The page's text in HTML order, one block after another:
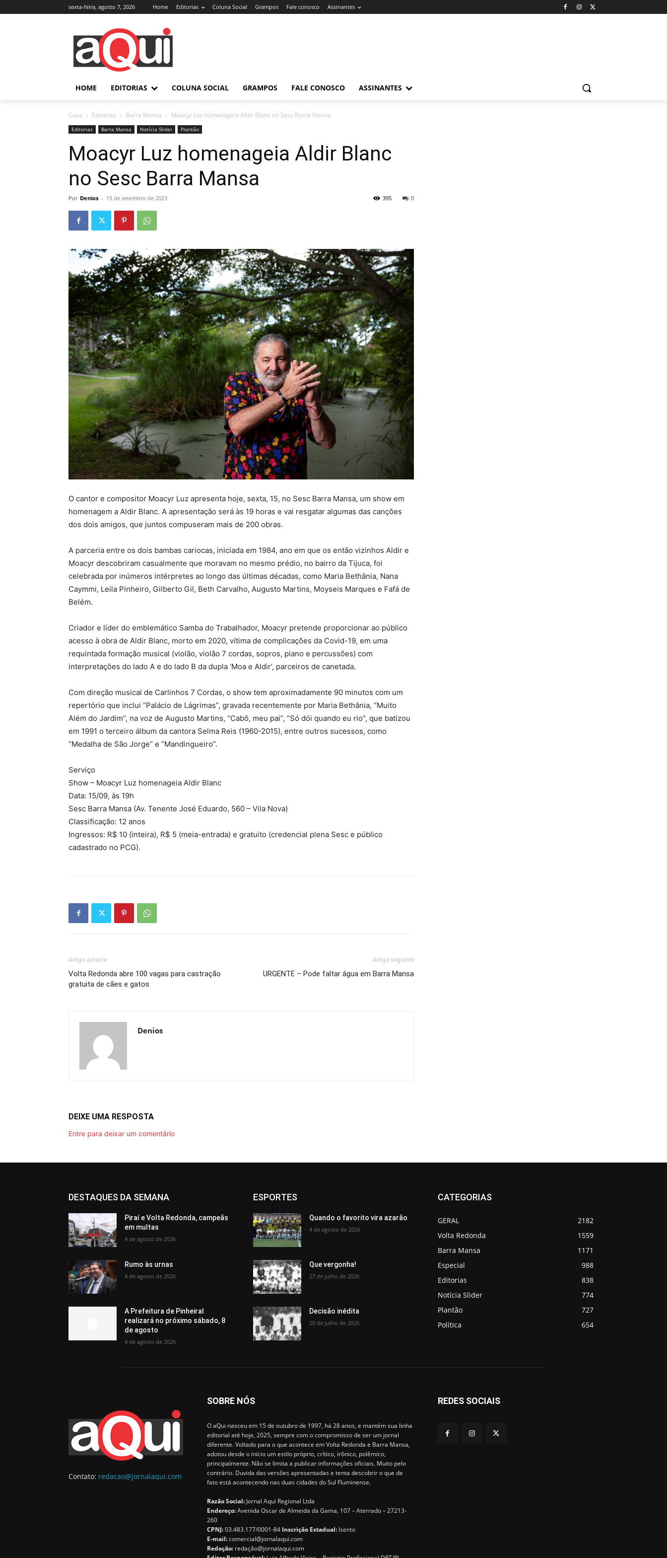
sexta-feira, agosto 7, 2026 Home Editorias Coluna Social Grampos Fale conosco Assinantes
HOME EDITORIAS COLUNA SOCIAL GRAMPOS FALE CONOSCO ASSINANTES
Casa Editorias Barra Mansa Moacyr Luz homenageia Aldir Blanc no Sesc Barra Mansa
Editorias Barra Mansa Notícia Slider Plantão
Moacyr Luz homenageia Aldir Blanc
no Sesc Barra Mansa
Por Denios - 15 de setembro de 2023 0
395
O cantor e compositor Moacyr Luz apresenta hoje, sexta, 15, no Sesc Barra Mansa, um show em
homenagem a Aldir Blanc. A apresentação será às 19 horas e vai resgatar algumas das canções
dos dois amigos, que juntos compuseram mais de 200 obras.
A parceria entre os dois bambas cariocas, iniciada em 1984, ano em que os então vizinhos Aldir e
Moacyr descobriram casualmente que moravam no mesmo prédio, no bairro da Tijuca, foi
celebrada por inúmeros intérpretes ao longo das últimas décadas, como Maria Bethânia, Nana
Caymmi, Leila Pinheiro, Gilberto Gil, Beth Carvalho, Augusto Martins, Moyseis Marques e Fafá de
Belém.
Criador e líder do emblemático Samba do Trabalhador, Moacyr pretende proporcionar ao público
acesso à obra de Aldir Blanc, morto em 2020, vítima de complicações da Covid-19, em uma
requintada formação musical (violão, violão 7 cordas, sopros, piano e percussões) com
interpretações do lado A e do lado B da dupla ‘Moa e Aldir’, parceiros de canetada.
Com direção musical de Carlinhos 7 Cordas, o show tem aproximadamente 90 minutos com um
repertório que inclui “Palácio de Lágrimas”, gravada recentemente por Maria Bethânia, “Muito
Além do Jardim”, na voz de Augusto Martins, “Cabô, meu pai”, “Só dói quando eu rio”, que batizou
em 1991 o terceiro álbum da cantora Selma Reis (1960-2015), entre outros sucessos, como
“Medalha de São Jorge” e “Mandingueiro”.
Serviço
Show – Moacyr Luz homenageia Aldir Blanc
Data: 15/09, às 19h
Sesc Barra Mansa (Av. Tenente José Eduardo, 560 – Vila Nova)
Classificação: 12 anos
Ingressos: R$ 10 (inteira), R$ 5 (meia-entrada) e gratuito (credencial plena Sesc e público
cadastrado no PCG).
Artigo anterior
Volta Redonda abre 100 vagas para castração
gratuita de cães e gatos
Artigo seguinte
URGENTE – Pode faltar água em Barra Mansa
Denios
DEIXE UMA RESPOSTA
Entre para deixar um comentário
DESTAQUES DA SEMANA
Piraí e Volta Redonda, campeãs
em multas
4 de agosto de 2026
Rumo às urnas
4 de agosto de 2026
A Prefeitura de Pinheiral
realizará no próximo sábado, 8
de agosto
4 de agosto de 2026
ESPORTES
Quando o favorito vira azarão
4 de agosto de 2026
Que vergonha!
27 de julho de 2026
Decisão inédita
20 de julho de 2026
CATEGORIAS
GERAL
2182
Volta Redonda
1559
Barra Mansa
1171
Especial
988
Editorias
838
Notícia Slider
774
Plantão
727
Política
654
Contato: redacao@jornalaqui.com
SOBRE NÓS
O aQui nasceu em 15 de outubro de 1997, há 28 anos, e mantém sua linha
editorial até hoje, 2025, sempre com o compromisso de ser um jornal
diferente. Voltado para o que acontece em Volta Redonda e Barra Mansa,
adotou desde o início um estilo próprio, crítico, irônico, polêmico,
principalmente. Não se limita a publicar informações oficiais. Muito pelo
contrário. Duvida das versões apresentadas e tenta descobrir o que de
fato está acontecendo nas duas cidades do Sul Fluminense.
Razão Social: Jornal Aqui Regional Ltda
Endereço:Avenida Oscar de Almeida da Gama, 107 – Aterrado – 27213-
260
CPNJ:03.483.177/0001-84 Inscrição Estadual: Isento
E-mail:comercial@jornalaqui.com
Redação: redação@jornalaqui.com
REDES SOCIAIS